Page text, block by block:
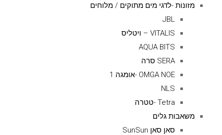
מזונות -לדגי מים מתוקים / מלוחים
JBL
VITALIS – ויטליס
AQUA BITS
SERA סרה
OMGA NOE -אומגה 1
NLS
Tetra -טטרה
משאבות גלים
סאן סאן SunSun